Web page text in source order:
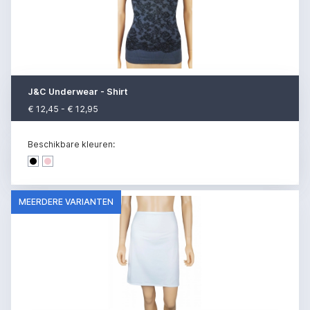
J&C Underwear - Shirt
€ 12,45 - € 12,95
Beschikbare kleuren:
Dark denim
Dark denim
MEERDERE VARIANTEN